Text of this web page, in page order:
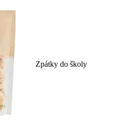
Zpátky do školy